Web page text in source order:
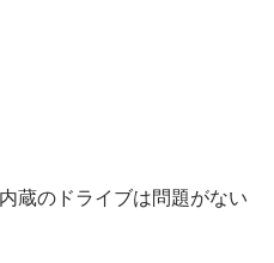
蔵のドライブは問題がない